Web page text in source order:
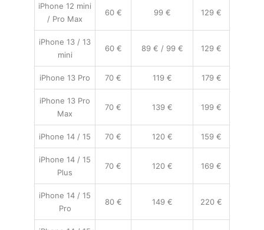
iPhone 12 mini
/ Pro Max
60 € 99 € 129 €
iPhone 13 / 13
mini
60 € 89 € / 99 € 129 €
iPhone 13 Pro 70 € 119 € 179 €
iPhone 13 Pro
Max
70 € 139 € 199 €
iPhone 14 / 15 70 € 120 € 159 €
iPhone 14 / 15
Plus
70 € 120 € 169 €
iPhone 14 / 15
Pro
80 € 149 € 220 €